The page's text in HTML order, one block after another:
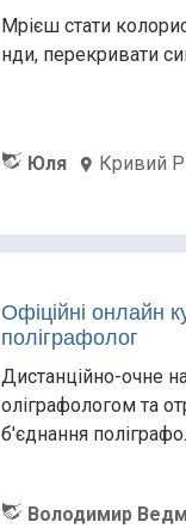
Мрієш стати
нди, перекривати
Юля Кривий
Офіційні онлайн
поліграфолог
Дистанційно-очне
оліграфологом та
б'єднання
Володимир